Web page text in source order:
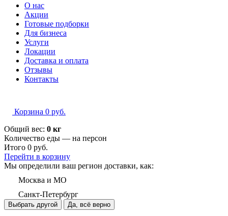
О нас
Акции
Готовые подборки
Для бизнеса
Услуги
Локации
Доставка и оплата
Отзывы
Контакты
Корзина 0 руб.
Общий вес: 0 кг
Количество еды — на персон
Итого 0 руб.
Перейти в корзину
Мы определили ваш регион доставки, как:
Москва и МО
Санкт-Петербург
Выбрать другой Да, всё верно